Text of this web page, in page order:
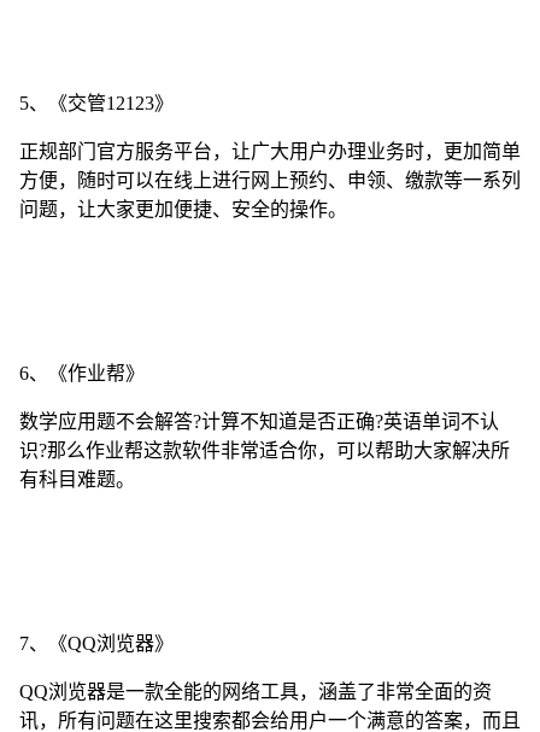
5、《交管12123》
正规部门官方服务平台，让广大用户办理业务时，更加简单
方便，随时可以在线上进行网上预约、申领、缴款等一系列
问题，让大家更加便捷、安全的操作。
6、《作业帮》
数学应用题不会解答?计算不知道是否正确?英语单词不认
识?那么作业帮这款软件非常适合你，可以帮助大家解决所
有科目难题。
7、《QQ浏览器》
QQ浏览器是一款全能的网络工具，涵盖了非常全面的资
讯，所有问题在这里搜索都会给用户一个满意的答案，而且